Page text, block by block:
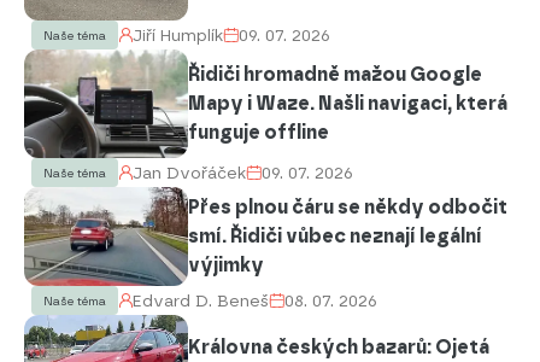
Naše téma Jiří Humplík 09. 07. 2026
Řidiči hromadně mažou Google
Mapy i Waze. Našli navigaci, která
funguje offline
Naše téma Jan Dvořáček 09. 07. 2026
Přes plnou čáru se někdy odbočit
smí. Řidiči vůbec neznají legální
výjimky
Naše téma Edvard D. Beneš 08. 07. 2026
Královna českých bazarů: Ojetá